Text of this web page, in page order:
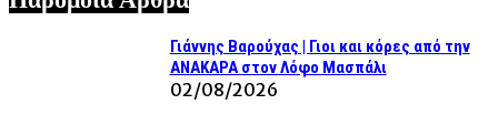
Γιάννης Βαρούχας | Γιοι και κόρες από την
ΑΝΑΚΑΡΑ στον Λόφο Μασπάλι
02/08/2026